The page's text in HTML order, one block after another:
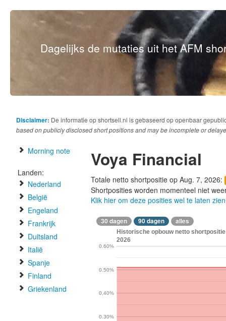
Dagelijks de mutaties uit het AFM
Disclaimer: De informatie op shortsell.nl is gebaseerd op openbaar
based on publicly disclosed short positions and may be incomplete or
Morning note
Landen:
Nederland
België
Engeland
Frankrijk
Duitsland
Italië
Spanje
Finland
Griekenland
Voya Financial
Totale netto shortpositie op Aug. 7, 2026:
Shortposities worden momenteel niet
Klik hier om deze posities wel te laten zien
30 dagen 90 dagen alles
Historische opbouw netto
2026
0.30%
0.40%
0.50%
0.60%